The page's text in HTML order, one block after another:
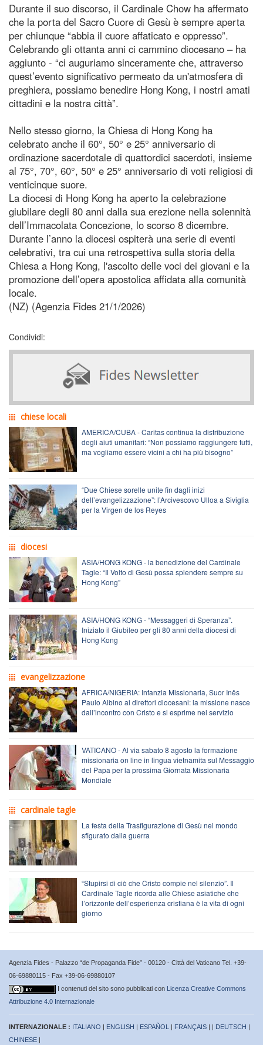
Durante il suo discorso, il Cardinale Chow ha affermato
che la porta del Sacro Cuore di Gesù è sempre aperta
per chiunque “abbia il cuore affaticato e oppresso”.
Celebrando gli ottanta anni ci cammino diocesano – ha
aggiunto - “ci auguriamo sinceramente che, attraverso
quest’evento significativo permeato da un'atmosfera di
preghiera, possiamo benedire Hong Kong, i nostri amati
cittadini e la nostra città”.
Nello stesso giorno, la Chiesa di Hong Kong ha
celebrato anche il 60°, 50° e 25° anniversario di
ordinazione sacerdotale di quattordici sacerdoti, insieme
al 75°, 70°, 60°, 50° e 25° anniversario di voti religiosi di
venticinque suore.
La diocesi di Hong Kong ha aperto la celebrazione
giubilare degli 80 anni dalla sua erezione nella solennità
dell’Immacolata Concezione, lo scorso 8 dicembre.
Durante l’anno la diocesi ospiterà una serie di eventi
celebrativi, tra cui una retrospettiva sulla storia della
Chiesa a Hong Kong, l'ascolto delle voci dei giovani e la
promozione dell’opera apostolica affidata alla comunità
locale.
(NZ) (Agenzia Fides 21/1/2026)
Condividi:
chiese locali
AMERICA/CUBA - Caritas continua la distribuzione
degli aiuti umanitari: “Non possiamo raggiungere tutti,
ma vogliamo essere vicini a chi ha più bisogno”
“Due Chiese sorelle unite fin dagli inizi
dell’evangelizzazione”: l’Arcivescovo Ulloa a Siviglia
per la Virgen de los Reyes
diocesi
ASIA/HONG KONG - la benedizione del Cardinale
Tagle: “Il Volto di Gesù possa splendere sempre su
Hong Kong”
ASIA/HONG KONG - “Messaggeri di Speranza”.
Iniziato il Giubileo per gli 80 anni della diocesi di
Hong Kong
evangelizzazione
AFRICA/NIGERIA: Infanzia Missionaria, Suor Inês
Paulo Albino ai direttori diocesani: la missione nasce
dall’incontro con Cristo e si esprime nel servizio
VATICANO - Al via sabato 8 agosto la formazione
missionaria on line in lingua vietnamita sul Messaggio
del Papa per la prossima Giornata Missionaria
Mondiale
cardinale tagle
La festa della Trasfigurazione di Gesù nel mondo
sfigurato dalla guerra
“Stupirsi di ciò che Cristo compie nel silenzio”. Il
Cardinale Tagle ricorda alle Chiese asiatiche che
l’orizzonte dell’esperienza cristiana è la vita di ogni
giorno
Agenzia Fides - Palazzo “de Propaganda Fide” - 00120 - Città del Vaticano Tel. +39-
06-69880115 - Fax +39-06-69880107
I contenuti del sito sono pubblicati con Licenza Creative Commons
Attribuzione 4.0 Internazionale
INTERNAZIONALE : ITALIANO | ENGLISH | ESPAÑOL | FRANÇAIS | | DEUTSCH |
CHINESE |